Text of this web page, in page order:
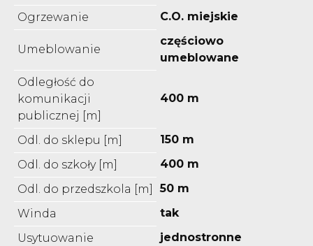
Ogrzewanie
C.O. miejskie
Umeblowanie
częściowo
umeblowane
Odległość do
komunikacji
publicznej [m]
400 m
Odl. do sklepu [m]
150 m
Odl. do szkoły [m]
400 m
Odl. do przedszkola [m]
50 m
Winda
tak
Usytuowanie
jednostronne